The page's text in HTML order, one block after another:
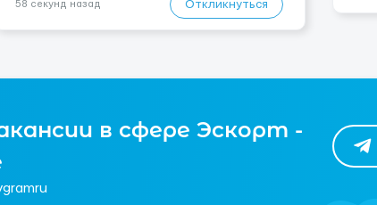
деменції. Мобильность пациента:...
58 секунд назад Откликнуться
в сфере Эскорт -